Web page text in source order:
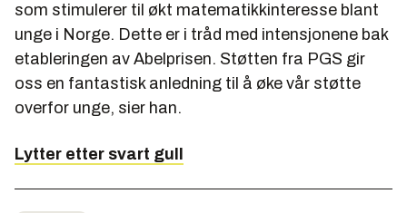
som stimulerer til økt matematikkinteresse blant
unge i Norge. Dette er i tråd med intensjonene bak
etableringen av Abelprisen. Støtten fra PGS gir
oss en fantastisk anledning til å øke vår støtte
overfor unge, sier han.
Lytter etter svart gull